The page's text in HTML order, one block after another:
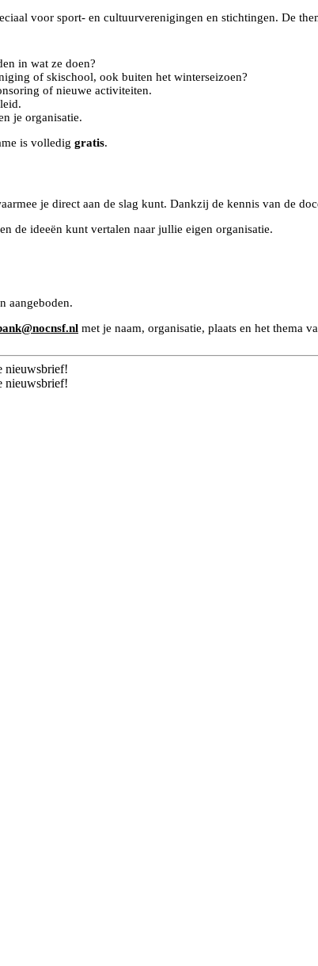
voor sport- en cultuurverenigingen en stichtingen. De
in wat ze doen?
of skischool, ook buiten het winterseizoen?
of nieuwe activiteiten.
je organisatie.
is volledig gratis.
je direct aan de slag kunt. Dankzij de kennis van de
de ideeën kunt vertalen naar jullie eigen organisatie.
aangeboden.
met je naam, organisatie, plaats en het thema
nieuwsbrief!
nieuwsbrief!